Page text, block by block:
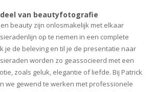
van beautyfotografie
beauty zijn onlosmakelijk met elkaar
op te nemen in een complete
je de beleving en til je de presentatie naar
worden zo geassocieerd met een
zoals geluk, elegantie of liefde. Bij Patrick
we gewend te werken met professionele